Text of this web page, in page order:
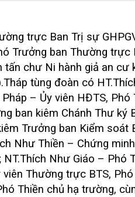
trực Ban Trị sự
Trưởng ban Thường trực
tấn chư Ni hành giả an cư
Tháp tùng đoàn có
– Ủy viên HĐTS, Phó
ban kiêm Chánh Thư ký
Trưởng ban Kiểm soát
Như Thiền – Chứng
Như Giáo – Phó
Thường trực BTS,
Thiền chủ hạ trường,